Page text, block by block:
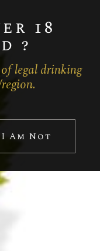
18
?
legal drinking
Am Not